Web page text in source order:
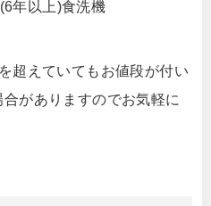
年以上)食洗機
超えていてもお値段が付い
がありますのでお気軽に